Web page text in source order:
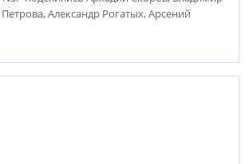
Александр Рогатых, Арсений